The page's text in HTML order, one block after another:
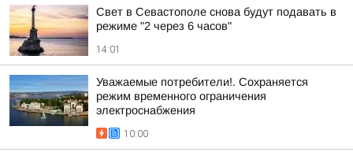
Свет в Севастополе снова будут подавать в
режиме "2 через 6 часов"
14:01
Уважаемые потребители!. Сохраняется
режим временного ограничения
электроснабжения
10:00